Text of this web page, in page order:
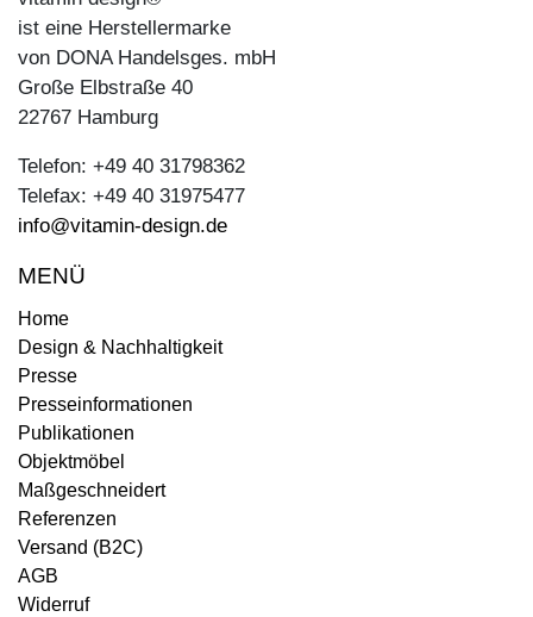
ist eine Herstellermarke
von DONA Handelsges. mbH
Große Elbstraße 40
22767 Hamburg
Telefon: +49 40 31798362
Telefax: +49 40 31975477
info@vitamin-design.de
MENÜ
Home
Design & Nachhaltigkeit
Presse
Presseinformationen
Publikationen
Objektmöbel
Maßgeschneidert
Referenzen
Versand (B2C)
AGB
Widerruf